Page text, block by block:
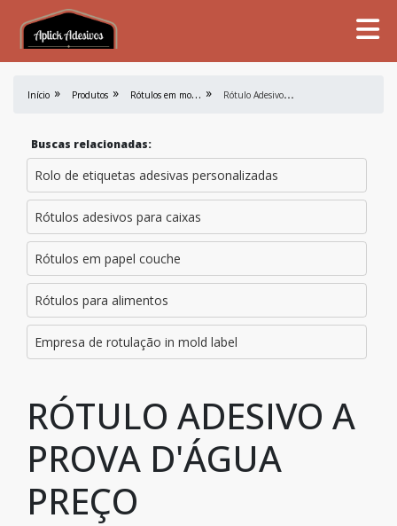
Início Produtos R
ótulos em mold label R
ótulo Adesivo A Prova D'água Preço
Buscas relacionadas:
Rolo de etiquetas adesivas personalizadas
Rótulos adesivos para caixas
Rótulos em papel couche
Rótulos para alimentos
Empresa de rotulação in mold label
RÓTULO ADESIVO A
PROVA D'ÁGUA
PREÇO